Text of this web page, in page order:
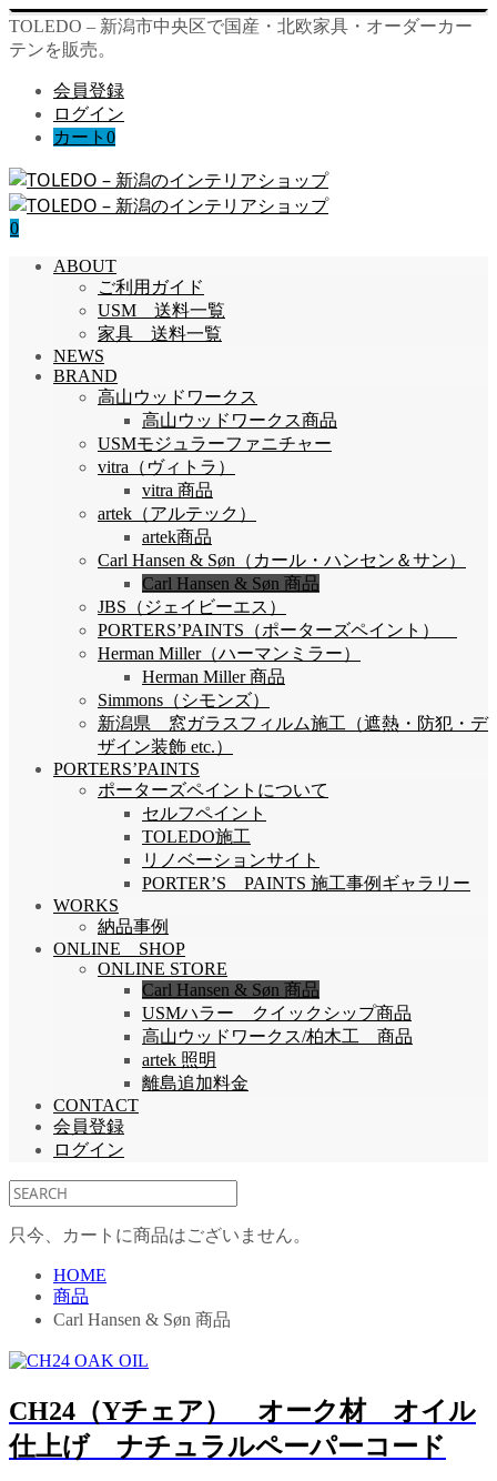
TOLEDO – 新潟市中央区で国産・北欧家具・オーダーカー
テンを販売。
会員登録
ログイン
カート 0
0
ABOUT
ご利用ガイド
USM 送料一覧
家具 送料一覧
NEWS
BRAND
高山ウッドワークス
高山ウッドワークス商品
USMモジュラーファニチャー
vitra（ヴィトラ）
vitra 商品
artek（アルテック）
artek商品
Carl Hansen & Søn（カール・ハンセン＆サン）
Carl Hansen & Søn 商品
JBS（ジェイビーエス）
PORTERS’PAINTS（ポーターズペイント）
Herman Miller（ハーマンミラー）
Herman Miller 商品
Simmons（シモンズ）
新潟県 窓ガラスフィルム施工（遮熱・防犯・デ
ザイン装飾 etc.）
PORTERS’PAINTS
ポーターズペイントについて
セルフペイント
TOLEDO施工
リノベーションサイト
PORTER’S PAINTS 施工事例ギャラリー
WORKS
納品事例
ONLINE SHOP
ONLINE STORE
Carl Hansen & Søn 商品
USMハラー クイックシップ商品
高山ウッドワークス/柏木工 商品
artek 照明
離島追加料金
CONTACT
会員登録
ログイン
只今、カートに商品はございません。
HOME
商品
Carl Hansen & Søn 商品
CH24（Yチェア） オーク材 オイル
仕上げ ナチュラルペーパーコード